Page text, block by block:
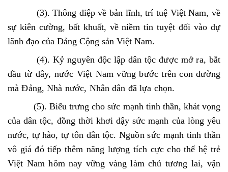
(3). Thông điệp về bản lĩnh, trí tuệ Việt Nam, về
sự kiên cường, bất khuất, về niềm tin tuyệt đối vào dự
lãnh đạo của Đảng Cộng sản Việt Nam.
(4). Kỷ nguyên độc lập dân tộc được mở ra, bắt
đầu từ đây, nước Việt Nam vững bước trên con đường
mà Đảng, Nhà nước, Nhân dân đã lựa chọn.
(5). Biểu trưng cho sức mạnh tinh thần, khát vọng
của dân tộc, đồng thời khơi dậy sức mạnh của lòng yêu
nước, tự hào, tự tôn dân tộc. Nguồn sức mạnh tinh thần
vô giá đó tiếp thêm năng lượng tích cực cho thế hệ trẻ
Việt Nam hôm nay vững vàng làm chủ tương lai, vận